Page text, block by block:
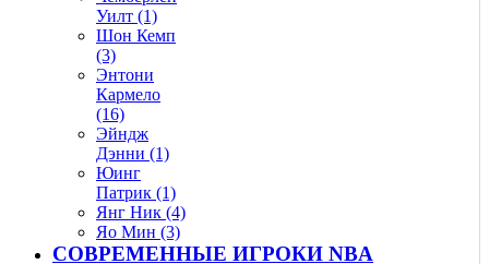
Уилт (1)
Шон Кемп
(3)
Энтони
Кармело
(16)
Эйндж
Дэнни (1)
Юинг
Патрик (1)
Янг Ник (4)
Яо Мин (3)
СОВРЕМЕННЫЕ ИГРОКИ NBA